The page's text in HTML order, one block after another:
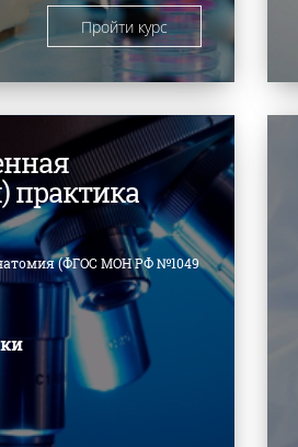
Пройти курс
практика
(ФГОС МОН РФ №1049